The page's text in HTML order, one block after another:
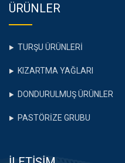
ÜRÜNLER
TURŞU ÜRÜNLERİ
KIZARTMA YAĞLARI
DONDURULMUŞ ÜRÜNLER
PASTÖRİZE GRUBU